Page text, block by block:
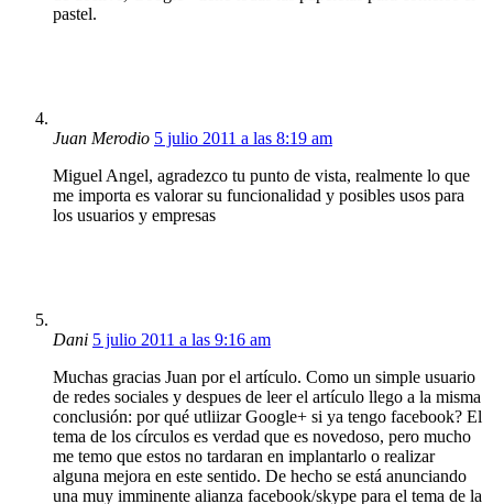
pastel.
Juan Merodio 5 julio 2011 a las 8:19 am
Miguel Angel, agradezco tu punto de vista, realmente lo que
me importa es valorar su funcionalidad y posibles usos para
los usuarios y empresas
Dani 5 julio 2011 a las 9:16 am
Muchas gracias Juan por el artículo. Como un simple usuario
de redes sociales y despues de leer el artículo llego a la misma
conclusión: por qué utliizar Google+ si ya tengo facebook? El
tema de los círculos es verdad que es novedoso, pero mucho
me temo que estos no tardaran en implantarlo o realizar
alguna mejora en este sentido. De hecho se está anunciando
una muy imminente alianza facebook/skype para el tema de la